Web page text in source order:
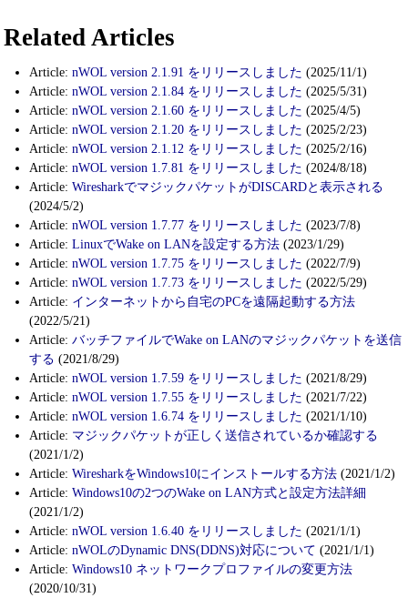
Related Articles
Article: nWOL version 2.1.91 をリリースしました (2025/11/1)
Article: nWOL version 2.1.84 をリリースしました (2025/5/31)
Article: nWOL version 2.1.60 をリリースしました (2025/4/5)
Article: nWOL version 2.1.20 をリリースしました (2025/2/23)
Article: nWOL version 2.1.12 をリリースしました (2025/2/16)
Article: nWOL version 1.7.81 をリリースしました (2024/8/18)
Article: WiresharkでマジックパケットがDISCARDと表示される
(2024/5/2)
Article: nWOL version 1.7.77 をリリースしました (2023/7/8)
Article: LinuxでWake on LANを設定する方法 (2023/1/29)
Article: nWOL version 1.7.75 をリリースしました (2022/7/9)
Article: nWOL version 1.7.73 をリリースしました (2022/5/29)
Article: インターネットから自宅のPCを遠隔起動する方法
(2022/5/21)
Article: バッチファイルでWake on LANのマジックパケットを送信
する (2021/8/29)
Article: nWOL version 1.7.59 をリリースしました (2021/8/29)
Article: nWOL version 1.7.55 をリリースしました (2021/7/22)
Article: nWOL version 1.6.74 をリリースしました (2021/1/10)
Article: マジックパケットが正しく送信されているか確認する
(2021/1/2)
Article: WiresharkをWindows10にインストールする方法 (2021/1/2)
Article: Windows10の2つのWake on LAN方式と設定方法詳細
(2021/1/2)
Article: nWOL version 1.6.40 をリリースしました (2021/1/1)
Article: nWOLのDynamic DNS(DDNS)対応について (2021/1/1)
Article: Windows10 ネットワークプロファイルの変更方法
(2020/10/31)